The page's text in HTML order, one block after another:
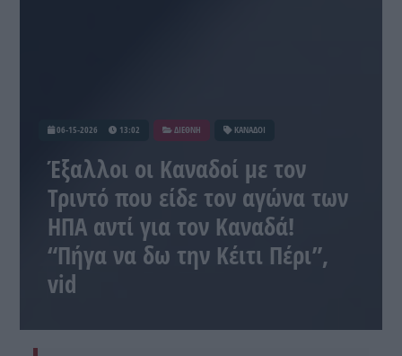
06-15-2026 13:02 ΔΙΕΘΝΗ ΚΑΝΑΔΟΙ
Έξαλλοι οι Καναδοί με τον
Τριντό που είδε τον αγώνα των
ΗΠΑ αντί για τον Καναδά!
“Πήγα να δω την Κέιτι Πέρι”,
vid